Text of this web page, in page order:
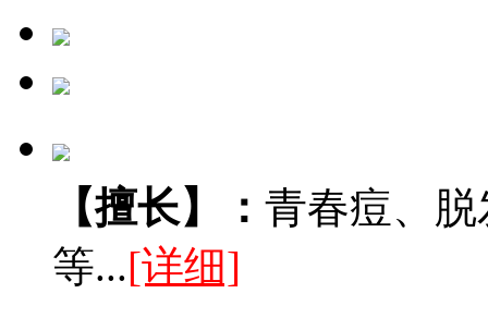
【擅长】： 青春痘、
等...[详细]